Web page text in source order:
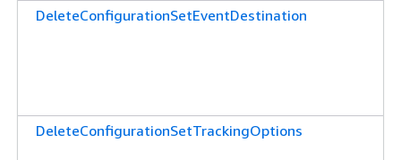
DeleteConfigurationSetEventDestination
DeleteConfigurationSetTrackingOptions